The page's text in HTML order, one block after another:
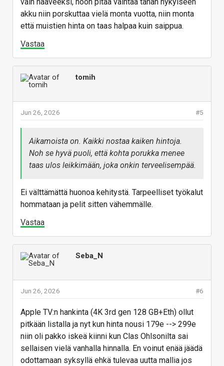
vain haaveeksi, nooh pitää vaihtaa tähän nykyiseen
akku niin porskuttaa vielä monta vuotta, niin monta
että muistien hinta on taas halpaa kuin saippua.
Vastaa
tomih
#5
Jun 26, 2026
Aikamoista on. Kaikki nostaa kaiken hintoja.
Noh se hyvä puoli, että kohta porukka menee
taas ulos leikkimään, joka onkin terveelisempää.
Ei välttämättä huonoa kehitystä. Tarpeelliset työkalut
hommataan ja pelit sitten vähemmälle.
Vastaa
Seba_N
#6
Jun 26, 2026
Apple TV:n hankinta (4K 3rd gen 128 GB+Eth) ollut
pitkään listalla ja nyt kun hinta nousi 179e --> 299e
niin oli pakko iskeä kiinni kun Clas Ohlsonilta sai
sellaisen vielä vanhalla hinnalla. En voinut enää jäädä
odottamaan syksyllä ehkä tulevaa uutta mallia jos